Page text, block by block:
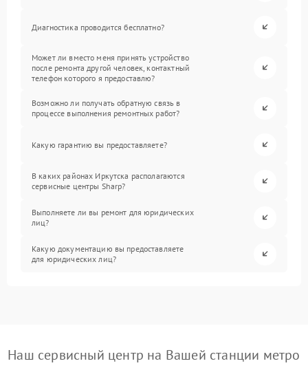
Диагностика проводится бесплатно?
Может ли вместо меня принять устройство
после ремонта другой человек, контактный
телефон которого я предоставлю?
Возможно ли получать обратную связь в
процессе выполнения ремонтных работ?
Какую гарантию вы предоставляете?
В каких районах Иркутска располагаются
сервисные центры Sharp?
Выполняете ли вы ремонт для юридических
лиц?
Какую документацию вы предоставляете
для юридических лиц?
Наш сервисный центр на Вашей станции метро